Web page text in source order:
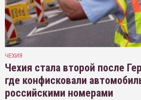
ЧЕХИЯ
Чехия стала второй после
где конфисковали
российскими номерами